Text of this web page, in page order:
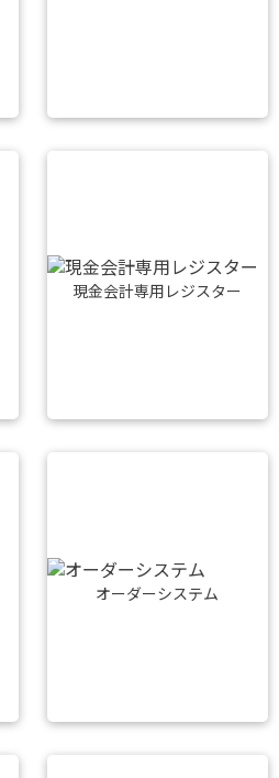
現金会計専用レジスター
オーダーシステム